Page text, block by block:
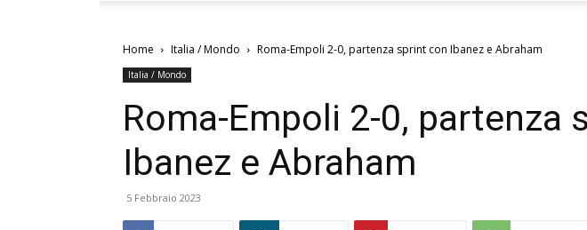
Home Italia / Mondo Roma-Empoli 2-0, partenza sprint con Ibanez e Abraham
Italia / Mondo
Roma-Empoli 2-0, partenza
Ibanez e Abraham
5 Febbraio 2023